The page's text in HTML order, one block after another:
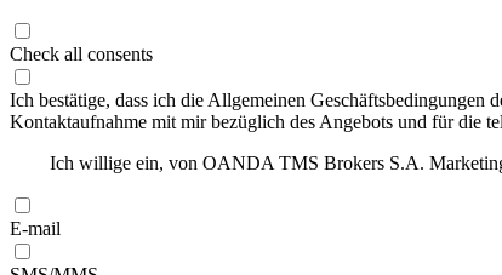
Check all consents
Ich bestätige, dass ich die Allgemeinen Geschäftsbedingungen
Kontaktaufnahme mit mir bezüglich des Angebots und für die
Ich willige ein, von OANDA TMS Brokers S.A.
E-mail